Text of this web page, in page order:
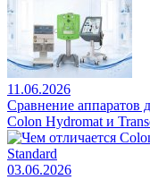
11.06.2026
Сравнение
Colon Hydromat и
03.06.2026